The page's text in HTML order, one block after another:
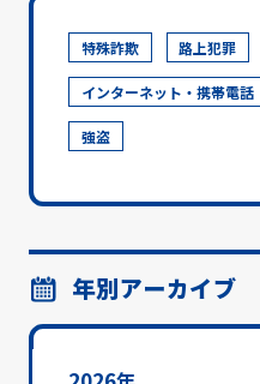
特殊詐欺 路上犯罪
インターネット・携帯電話
強盗
年別アーカイブ